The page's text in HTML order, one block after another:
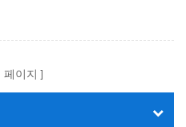
페이지